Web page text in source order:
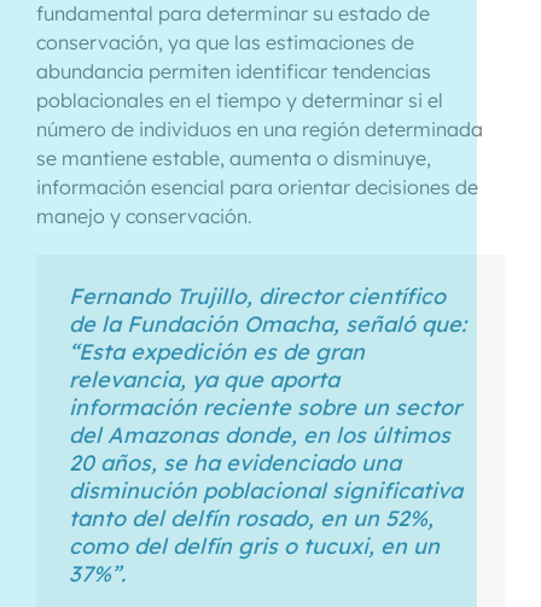
fundamental para determinar su estado de
conservación, ya que las estimaciones de
abundancia permiten identificar tendencias
poblacionales en el tiempo y determinar si el
número de individuos en una región determinada
se mantiene estable, aumenta o disminuye,
información esencial para orientar decisiones de
manejo y conservación.
Fernando Trujillo, director científico
de la Fundación Omacha, señaló que:
“Esta expedición es de gran
relevancia, ya que aporta
información reciente sobre un sector
del Amazonas donde, en los últimos
20 años, se ha evidenciado una
disminución poblacional significativa
tanto del delfín rosado, en un 52%,
como del delfín gris o tucuxi, en un
37%”.